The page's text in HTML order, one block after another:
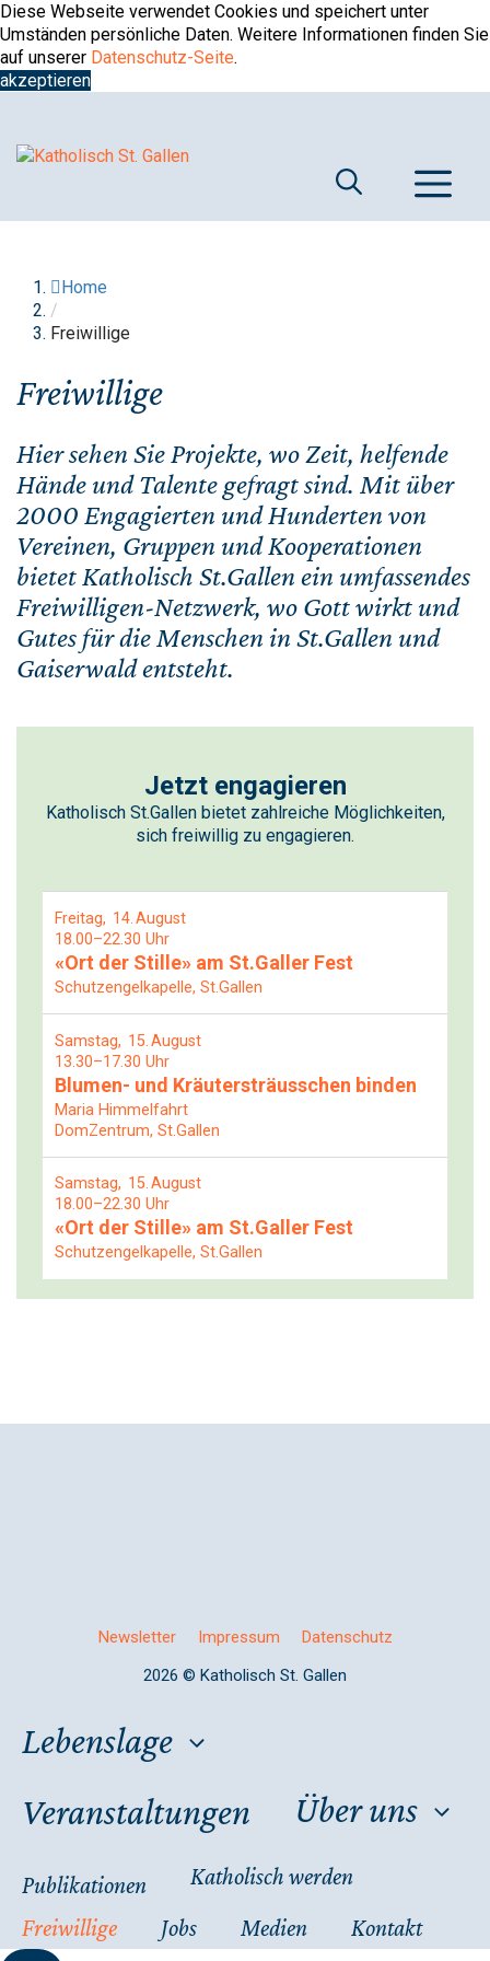
Diese Webseite verwendet Cookies und speichert unter
Umständen persönliche Daten. Weitere Informationen finden Sie
auf unserer Datenschutz-Seite.
akzeptieren
Springe
zum
Inhalt
Home
/
Freiwillige
Freiwillige
Hier sehen Sie Projekte, wo Zeit, helfende
Hände und Talente gefragt sind. Mit über
2000 Engagierten und Hunderten von
Vereinen, Gruppen und Kooperationen
bietet Katholisch St.Gallen ein umfassendes
Freiwilligen-Netzwerk, wo Gott wirkt und
Gutes für die Menschen in St.Gallen und
Gaiserwald entsteht.
Jetzt engagieren
Katholisch St.Gallen bietet zahlreiche Möglichkeiten,
sich freiwillig zu engagieren.
Freitag 14 August
18.00–22.30 Uhr
«Ort der Stille» am St.Galler Fest
Schutzengelkapelle, St.Gallen
Samstag 15 August
13.30–17.30 Uhr
Blumen- und Kräutersträusschen binden
Maria Himmelfahrt
DomZentrum, St.Gallen
Samstag 15 August
18.00–22.30 Uhr
«Ort der Stille» am St.Galler Fest
Schutzengelkapelle, St.Gallen
Newsletter Impressum
Datenschutz
2026 © Katholisch St. Gallen
Lebenslage
Veranstaltungen
Über uns
Publikationen
Katholisch werden
Freiwillige
Jobs Medien Kontakt